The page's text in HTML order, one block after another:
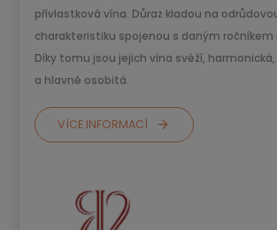
přívlastková vína. Důraz kladou na
charakteristiku spojenou s daným ročníkem
Díky tomu jsou jejich vína svěží,
a hlavně osobitá.
VÍCE INFORMACÍ